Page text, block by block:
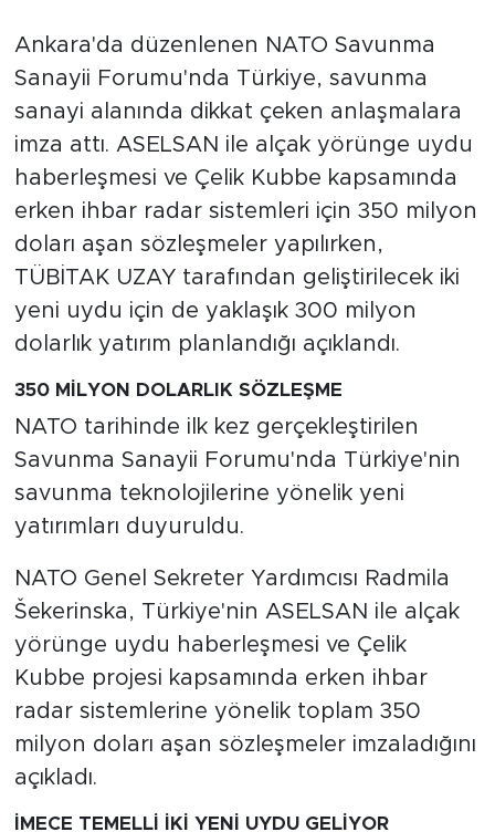
Ankara'da düzenlenen NATO Savunma
Sanayii Forumu'nda Türkiye, savunma
sanayi alanında dikkat çeken anlaşmalara
imza attı. ASELSAN ile alçak yörünge uydu
haberleşmesi ve Çelik Kubbe kapsamında
erken ihbar radar sistemleri için 350 milyon
doları aşan sözleşmeler yapılırken,
TÜBİTAK UZAY tarafından geliştirilecek iki
yeni uydu için de yaklaşık 300 milyon
dolarlık yatırım planlandığı açıklandı.
350 MİLYON DOLARLIK SÖZLEŞME
NATO tarihinde ilk kez gerçekleştirilen
Savunma Sanayii Forumu'nda Türkiye'nin
savunma teknolojilerine yönelik yeni
yatırımları duyuruldu.
NATO Genel Sekreter Yardımcısı Radmila
Šekerinska, Türkiye'nin ASELSAN ile alçak
yörünge uydu haberleşmesi ve Çelik
Kubbe projesi kapsamında erken ihbar
radar sistemlerine yönelik toplam 350
milyon doları aşan sözleşmeler imzaladığını
açıkladı.
İMECE TEMELLİ İKİ YENİ UYDU GELİYOR